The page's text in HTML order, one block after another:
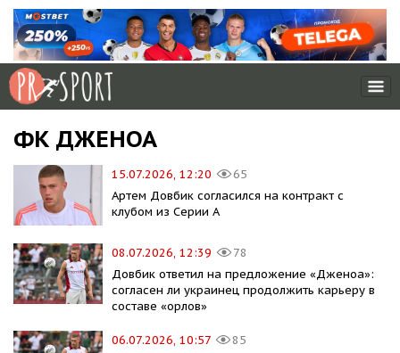
ФК ДЖЕНОА
15.07.2026, 12:20
65
Артем Довбик согласился на контракт с
клубом из Серии А
08.07.2026, 12:39
78
Довбик ответил на предложение «Дженоа»:
согласен ли украинец продолжить карьеру в
составе «орлов»
06.07.2026, 10:57
85